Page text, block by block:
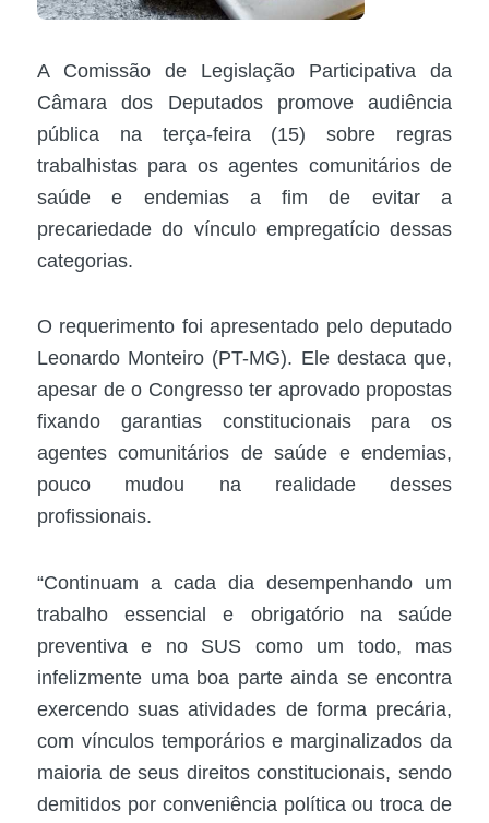
A Comissão de Legislação Participativa da
Câmara dos Deputados promove audiência
pública na terça-feira (15) sobre regras
trabalhistas para os agentes comunitários de
saúde e endemias a fim de evitar a
precariedade do vínculo empregatício dessas
categorias.
O requerimento foi apresentado pelo deputado
Leonardo Monteiro (PT-MG). Ele destaca que,
apesar de o Congresso ter aprovado propostas
fixando garantias constitucionais para os
agentes comunitários de saúde e endemias,
pouco mudou na realidade desses
profissionais.
“Continuam a cada dia desempenhando um
trabalho essencial e obrigatório na saúde
preventiva e no SUS como um todo, mas
infelizmente uma boa parte ainda se encontra
exercendo suas atividades de forma precária,
com vínculos temporários e marginalizados da
maioria de seus direitos constitucionais, sendo
demitidos por conveniência política ou troca de